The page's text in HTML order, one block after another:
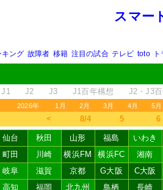
スマー
キング 故障者 移籍 注目の試合 テレビ toto
J1 J2 J3 J1百年構想 J2・J3
2026年 1月 2月 3月 4月 5月
＜ 8/4 5 6
仙台 秋田 山形 福島 いわき
町田 川崎 横浜FM 横浜FC 湘南
岐阜 滋賀 京都 G大阪 C大阪
高知 福岡 北九州 鳥栖 長崎